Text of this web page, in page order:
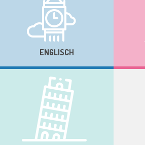
ENGLISCH